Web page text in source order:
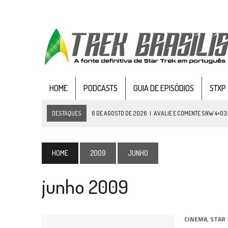
HOME PODCASTS GUIA DE EPISÓDIOS STXP
DESTAQUES 6 DE AGOSTO DE 2026 | AVALIE E COMENTE SNW
3 DE AGOSTO DE 2026 | VEJA FOTOS DO TERCEIRO EPISÓDIO DA 4ª
3 DE AGOSTO DE 2026 | PARAMOUNT E CBS DERRUBAM NOVO VÍDEO
HOME 2009 JUNHO
junho 2009
CINEMA, STAR